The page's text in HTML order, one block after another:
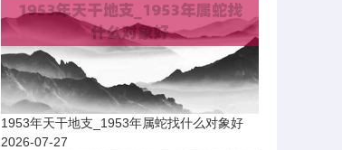
1953年天干地支_1953年属蛇找什么对象好
2026-07-27